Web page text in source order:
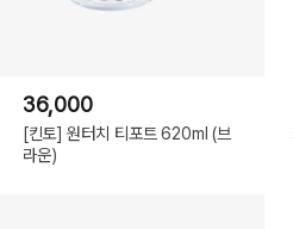
36,000
[킨토] 원터치 티포트 620ml (브
라운)